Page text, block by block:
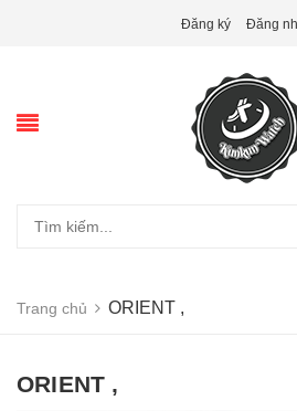
Đăng ký Đăng
Trang chủ ORIENT ,
ORIENT ,